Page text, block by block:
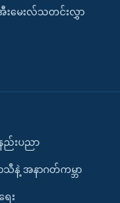
းမေးလ်သတင်းလွှာ
ည်းပညာ
သီနဲ့ အနာဂတ်ကမ္ဘာ
ေး